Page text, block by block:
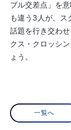
ブル交差点」を
も違う3人が、ス
話題を行き交わ
クス・クロッシ
ょう。
一覧へ